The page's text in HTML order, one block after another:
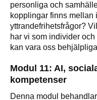
personliga och
kopplingar finns mellan
yttrandefrihetsfrågor?
har vi som individer
kan vara oss
Modul 11: AI,
kompetenser
Denna modul